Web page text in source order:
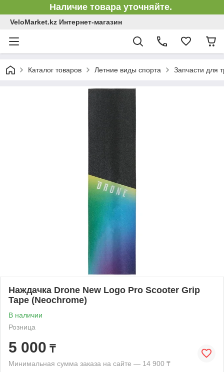
Наличие товара уточняйте.
VeloMarket.kz Интернет-магазин
Каталог товаров Летние виды спорта Запчасти для
Наждачка Drone New Logo Pro Scooter Grip
Tape (Neochrome)
В наличии
Розница
5 000 ₸
Минимальная сумма заказа на сайте — 14 900 ₸